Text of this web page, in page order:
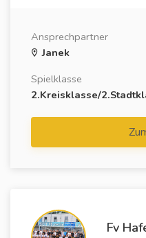
Ansprechpartner
Janek
Spielklasse
2.Kreisklasse/
Fv